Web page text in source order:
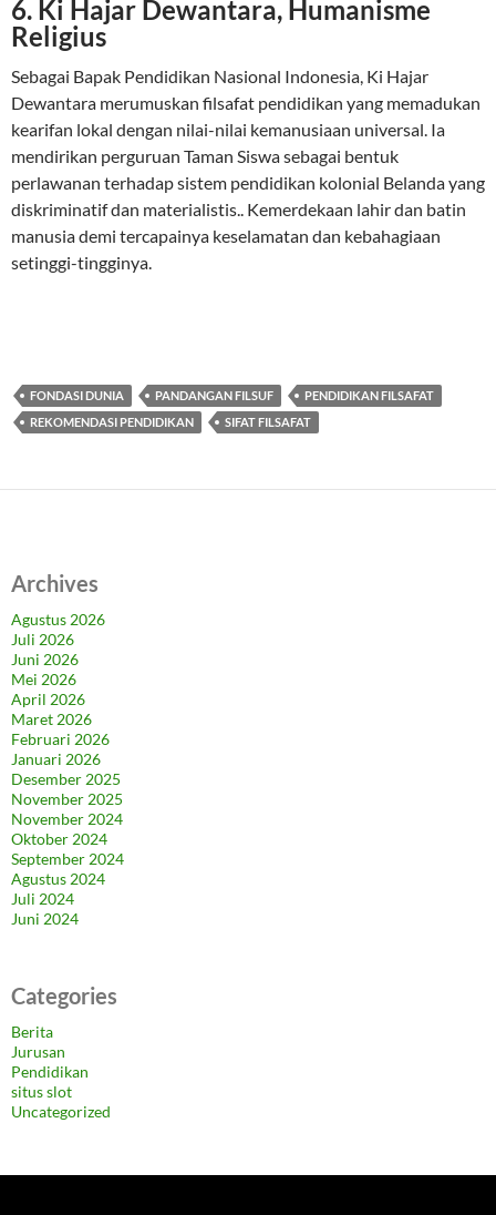
6. Ki Hajar Dewantara, Humanisme
Religius
Sebagai Bapak Pendidikan Nasional Indonesia, Ki Hajar
Dewantara merumuskan filsafat pendidikan yang memadukan
kearifan lokal dengan nilai-nilai kemanusiaan universal. Ia
mendirikan perguruan Taman Siswa sebagai bentuk
perlawanan terhadap sistem pendidikan kolonial Belanda yang
diskriminatif dan materialistis.. Kemerdekaan lahir dan batin
manusia demi tercapainya keselamatan dan kebahagiaan
setinggi-tingginya.
FONDASI DUNIA PANDANGAN FILSUF
PENDIDIKAN FILSAFAT
REKOMENDASI PENDIDIKAN
SIFAT FILSAFAT
Archives
Agustus 2026
Juli 2026
Juni 2026
Mei 2026
April 2026
Maret 2026
Februari 2026
Januari 2026
Desember 2025
November 2025
November 2024
Oktober 2024
September 2024
Agustus 2024
Juli 2024
Juni 2024
Categories
Berita
Jurusan
Pendidikan
situs slot
Uncategorized